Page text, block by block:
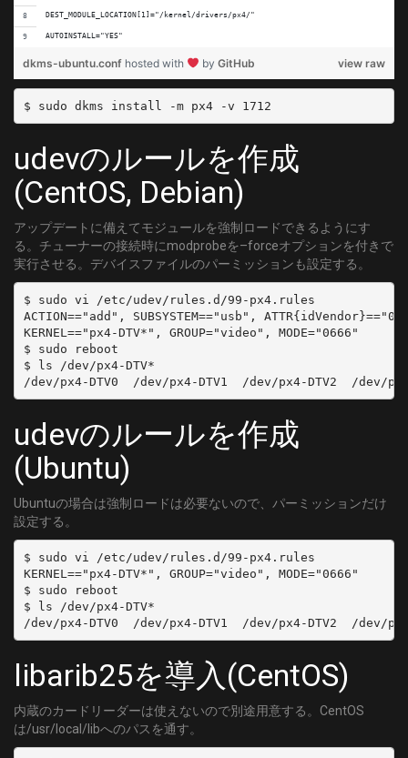
DEST_MODULE_LOCATION[1]="/kernel/drivers/px4/"
AUTOINSTALL="YES"
view raw
dkms-ubuntu.conf hosted with by GitHub
udevのルールを作成
(CentOS, Debian)
アップデートに備えてモジュールを強制ロードできるようにす
る。チューナーの接続時にmodprobeを–forceオプションを付きで
実行させる。デバイスファイルのパーミッションも設定する。
$ sudo vi /etc/udev/rules.d/99-px4.rules
ACTION=="add", SUBSYSTEM=="usb",
KERNEL=="px4-DTV*", GROUP="video", MODE="0666"
$ sudo reboot
$ ls /dev/px4-DTV*
udevのルールを作成
(Ubuntu)
Ubuntuの場合は強制ロードは必要ないので、パーミッションだけ
設定する。
$ sudo vi /etc/udev/rules.d/99-px4.rules
KERNEL=="px4-DTV*", GROUP="video", MODE="0666"
$ sudo reboot
$ ls /dev/px4-DTV*
libarib25を導入(CentOS)
内蔵のカードリーダーは使えないので別途用意する。CentOS
は/usr/local/libへのパスを通す。